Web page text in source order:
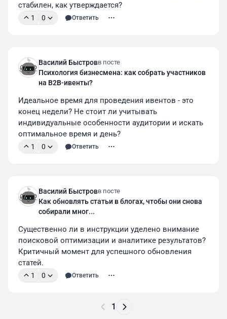
стабилен, как утверждается?
1 0 Ответить
Василий Быстровв посте
Психология бизнесмена: как собрать участников
на B2B-ивенты?
Идеальное время для проведения ивентов - это
конец недели? Не стоит ли учитывать
индивидуальные особенности аудитории и искать
оптимальное время и день?
1 0 Ответить
Василий Быстровв посте
Как обновлять статьи в блогах, чтобы они снова
собирали мног...
Существенно ли в инструкции уделено внимание
поисковой оптимизации и аналитике результатов?
Критичный момент для успешного обновления
статей.
1 0 Ответить
1